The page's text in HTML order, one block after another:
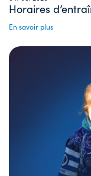
Horaires
En savoir plus